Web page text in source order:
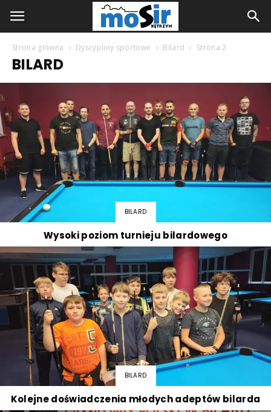
Strona główna Dyscypliny sportowe Bilard Strona 2
BILARD
BILARD
Wysoki poziom turnieju bilardowego
BILARD
Kolejne doświadczenia młodych adeptów bilarda